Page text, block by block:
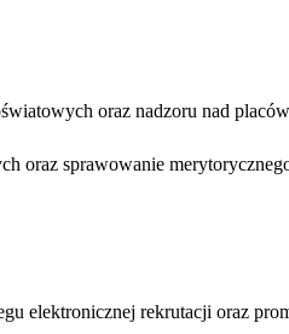
oraz nadzoru nad
oraz sprawowanie
elektronicznej rekrutacji oraz